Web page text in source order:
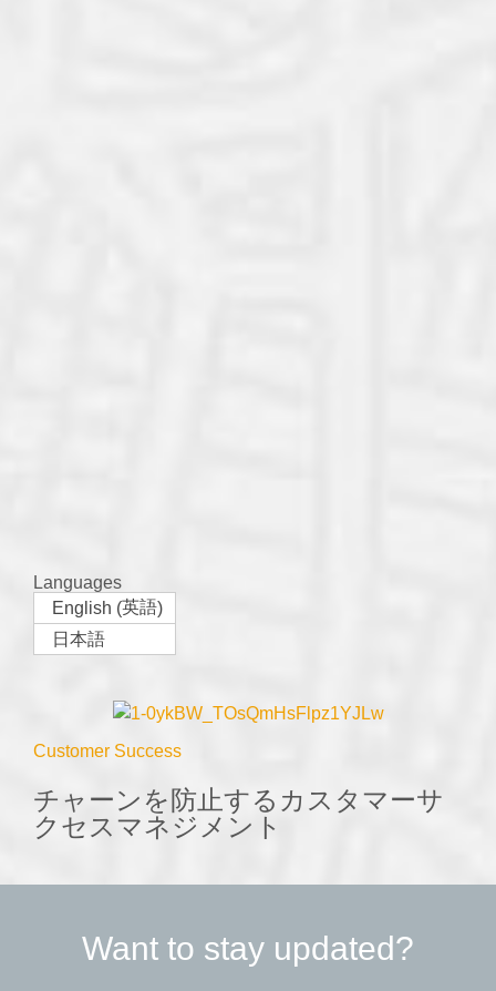
Languages
English (英語)
日本語
Customer Success
チャーンを防止するカスタマーサ
クセスマネジメント
Want to stay updated?